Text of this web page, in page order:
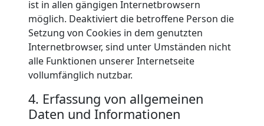
ist in allen gängigen Internetbrowsern
möglich. Deaktiviert die betroffene Person die
Setzung von Cookies in dem genutzten
Internetbrowser, sind unter Umständen nicht
alle Funktionen unserer Internetseite
vollumfänglich nutzbar.
4. Erfassung von allgemeinen
Daten und Informationen